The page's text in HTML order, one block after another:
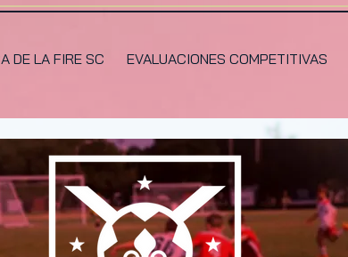
DE LA FIRE SC EVALUACIONES COMPETITIVAS